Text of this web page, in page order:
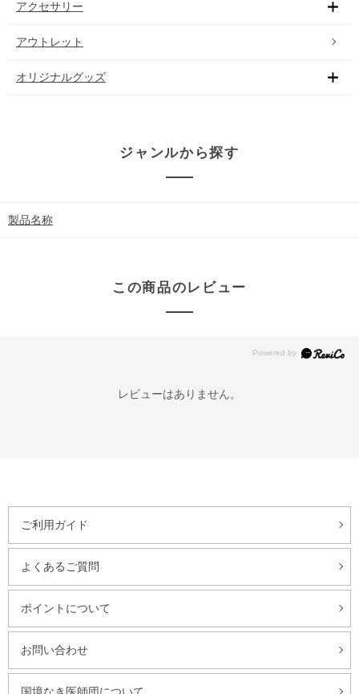
アクセサリー
アウトレット
オリジナルグッズ
ジャンルから探す
製品名称
この商品のレビュー
レビューはありません。
ご利用ガイド
よくあるご質問
ポイントについて
お問い合わせ
国境なき医師団について